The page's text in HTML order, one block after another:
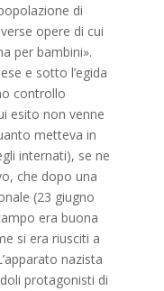
di
opere di cui
per bambini».
e sotto l’egida
controllo
esito non venne
metteva in
internati), se ne
che dopo una
(23 giugno
era buona
si era riusciti a
nazista
protagonisti di